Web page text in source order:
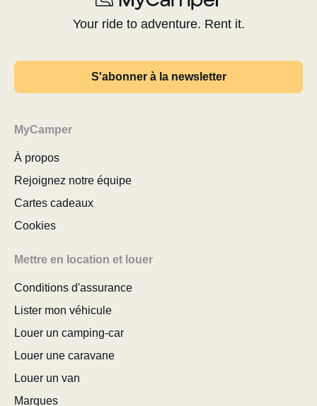
Your ride to adventure. Rent it.
S'abonner à la newsletter
MyCamper
À propos
Rejoignez notre équipe
Cartes cadeaux
Cookies
Mettre en location et louer
Conditions d'assurance
Lister mon véhicule
Louer un camping-car
Louer une caravane
Louer un van
Marques